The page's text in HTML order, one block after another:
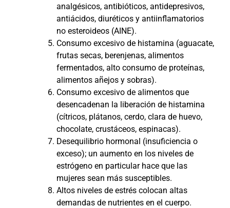
analgésicos, antibióticos, antidepresivos,
antiácidos, diuréticos y antiinflamatorios
no esteroideos (AINE).
Consumo excesivo de histamina (aguacate,
frutas secas, berenjenas, alimentos
fermentados, alto consumo de proteínas,
alimentos añejos y sobras).
Consumo excesivo de alimentos que
desencadenan la liberación de histamina
(cítricos, plátanos, cerdo, clara de huevo,
chocolate, crustáceos, espinacas).
Desequilibrio hormonal (insuficiencia o
exceso); un aumento en los niveles de
estrógeno en particular hace que las
mujeres sean más susceptibles.
Altos niveles de estrés colocan altas
demandas de nutrientes en el cuerpo.